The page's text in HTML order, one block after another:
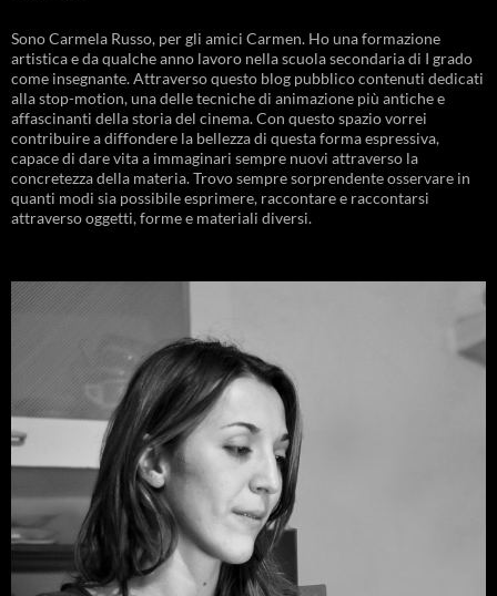
Sono Carmela Russo, per gli amici Carmen. Ho una formazione
artistica e da qualche anno lavoro nella scuola secondaria di I grado
come insegnante. Attraverso questo blog pubblico contenuti dedicati
alla stop-motion, una delle tecniche di animazione più antiche e
affascinanti della storia del cinema. Con questo spazio vorrei
contribuire a diffondere la bellezza di questa forma espressiva,
capace di dare vita a immaginari sempre nuovi attraverso la
concretezza della materia. Trovo sempre sorprendente osservare in
quanti modi sia possibile esprimere, raccontare e raccontarsi
attraverso oggetti, forme e materiali diversi.